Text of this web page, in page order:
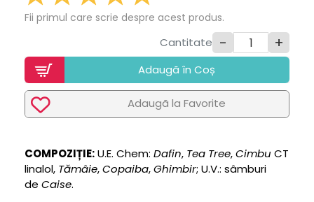
Fii primul care scrie despre acest produs.
Cantitate - +
Adaugã în Coș
Adaugã la Favorite
COMPOZIȚIE:U.E. Chem: Dafin, Tea Tree,Cimbu CT
linalol, Tămâie,Copaiba,Ghimbir; U.V.: sâmburi
de Caise.